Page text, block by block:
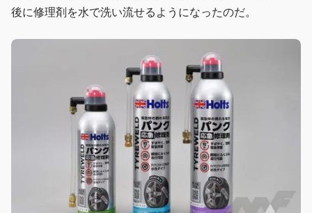
後に修理剤を水で洗い流せるようになったのだ。